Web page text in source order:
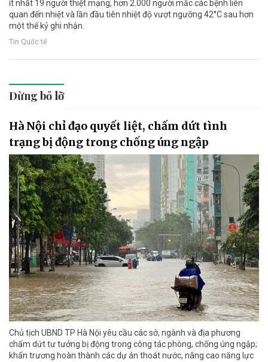
ít nhất 19 người thiệt mạng, hơn 2.000 người mắc các bệnh liên
quan đến nhiệt và lần đầu tiên nhiệt độ vượt ngưỡng 42°C sau hơn
một thế kỷ ghi nhận.
Tin Quốc tế
Đừng bỏ lỡ
Hà Nội chỉ đạo quyết liệt, chấm dứt tình
trạng bị động trong chống úng ngập
Chủ tịch UBND TP Hà Nội yêu cầu các sở, ngành và địa phương
chấm dứt tư tưởng bị động trong công tác phòng, chống úng ngập;
khẩn trương hoàn thành các dự án thoát nước, nâng cao năng lực